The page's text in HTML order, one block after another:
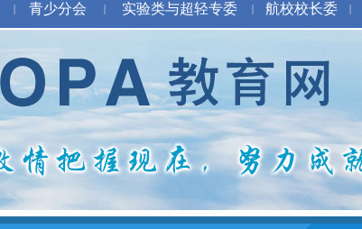
青少分会 实验类与超轻专委 航校校长委